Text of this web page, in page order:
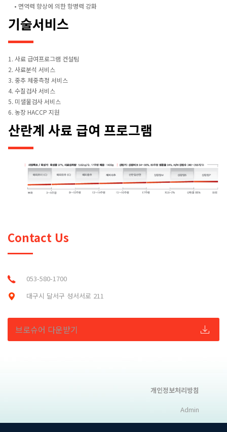
• 면역력 향상에 의한 항병력 강화
기술서비스
1. 사료 급여프로그램 컨설팀
2. 사료분석 서비스
3. 중추 체중측정 서비스
4. 수질검사 서비스
5. 미샐물검사 서비스
6. 농장 HACCP 지원
산란계 사료 급여 프로그램
Contact Us
053-580-1700
대구시 달서구 성서서로 211
개인정보처리방침
Admin
브로슈어 다운받기